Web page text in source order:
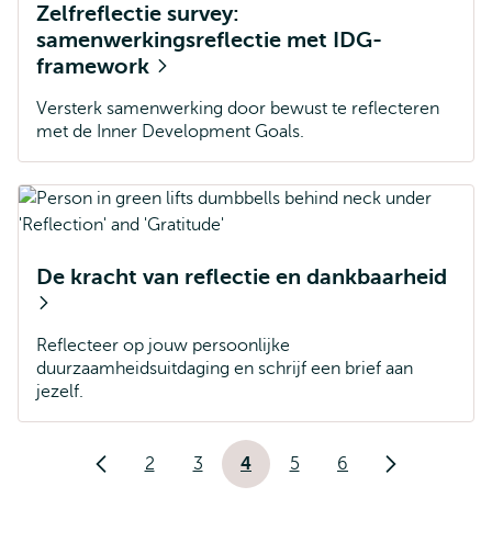
Zelfreflectie survey:
samenwerkingsreflectie met IDG-
framework
Versterk samenwerking door bewust te reflecteren
met de Inner Development Goals.
De kracht van reflectie en dankbaarheid
Reflecteer op jouw persoonlijke
duurzaamheidsuitdaging en schrijf een brief aan
jezelf.
Paginering
VorigePagina
2
Pagina
3
Huidige
4
Pagina
5
Pagina
6
Volgende